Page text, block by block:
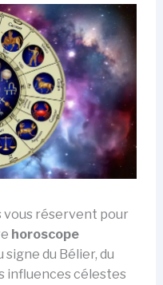
vous réservent pour
horoscope
signe du Bélier, du
influences célestes